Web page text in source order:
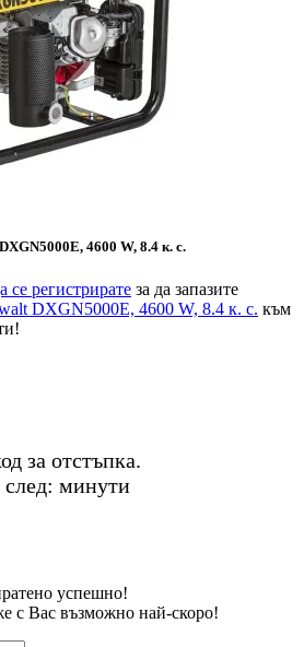
4600 W, 8.4 к. с.
се регистрирате за да запазите
DXGN5000E, 4600 W, 8.4 к. с. към
за отстъпка.
минути
успешно!
с Вас възможно най-скоро!